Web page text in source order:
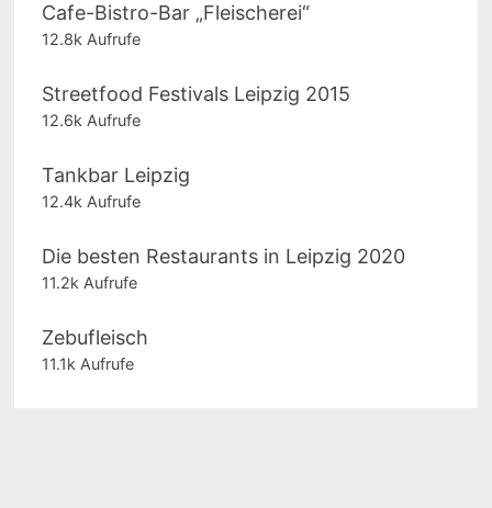
Cafe-Bistro-Bar „Fleischerei“
12.8k Aufrufe
Streetfood Festivals Leipzig 2015
12.6k Aufrufe
Tankbar Leipzig
12.4k Aufrufe
Die besten Restaurants in Leipzig 2020
11.2k Aufrufe
Zebufleisch
11.1k Aufrufe